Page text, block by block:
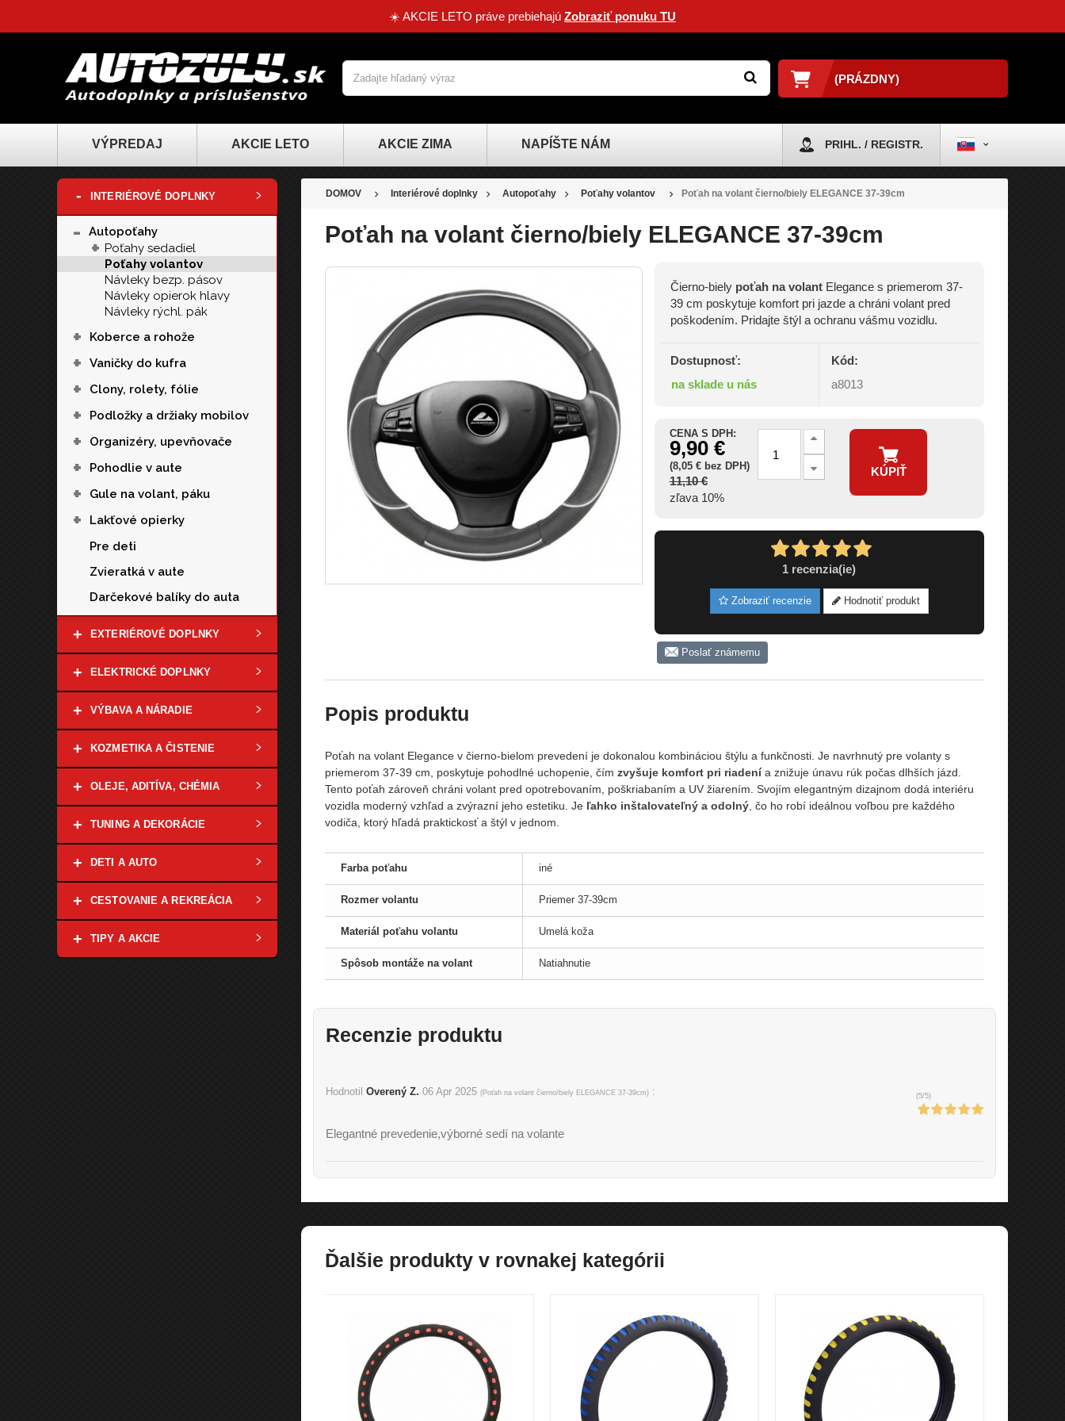
☀️ AKCIE LETO práve prebiehajú Zobraziť ponuku TU
(PRÁZDNY)
VÝPREDAJ AKCIE LETO AKCIE ZIMA NAPÍŠTE NÁM PRIHL. / REGISTR.
- INTERIÉROVÉ DOPLNKY
- Autopoťahy
+ Poťahy sedadiel
Poťahy volantov
Návleky bezp. pásov
Návleky opierok hlavy
Návleky rýchl. pák
+ Koberce a rohože
+ Vaničky do kufra
+ Clony, rolety, fólie
+ Podložky a držiaky mobilov
+ Organizéry, upevňovače
+ Pohodlie v aute
+ Gule na volant, páku
+
Lakťové opierky
Pre deti
Zvieratká v aute
Darčekové balíky do auta
+ EXTERIÉROVÉ DOPLNKY
+ ELEKTRICKÉ DOPLNKY
+ VÝBAVA A NÁRADIE
+ KOZMETIKA A ČISTENIE
+ OLEJE, ADITÍVA, CHÉMIA
+ TUNING A DEKORÁCIE
+ DETI A AUTO
+ CESTOVANIE A REKREÁCIA
+ TIPY A AKCIE
DOMOV Interiérové doplnky Autopoťahy Poťahy volantov Poťah na volant čierno/biely ELEGANCE 37-39cm
Poťah na volant čierno/biely ELEGANCE 37-39cm
-1,20 €
Čierno-biely poťah na volantElegance s priemerom 37-
39 cm poskytuje komfort pri jazde a chráni volant pred
poškodením. Pridajte štýl a ochranu vášmu vozidlu.
Dostupnosť:
na sklade u nás
Kód:
a8013
CENA S DPH:
9,90 €
(8,05 € bez DPH)
11,10 €
zľava 10%
KÚPIŤ
1 recenzia(ie)
Zobraziť recenzie Hodnotiť produkt
Poslať známemu
Popis produktu
Poťah na volant Elegance v čierno-bielom prevedení je dokonalou kombináciou štýlu a funkčnosti. Je navrhnutý pre volanty s
priemerom 37-39 cm, poskytuje pohodlné uchopenie, čím zvyšuje komfort pri riadenía znižuje únavu rúk počas dlhších jázd.
Tento poťah zároveň chráni volant pred opotrebovaním, poškriabaním a UV žiarením. Svojím elegantným dizajnom dodá interiéru
vozidla moderný vzhľad a zvýrazní jeho estetiku. Je ľahko inštalovateľný a odolný, čo ho robí ideálnou voľbou pre každého
vodiča, ktorý hľadá praktickosť a štýl v jednom.
Farba poťahu iné
Rozmer volantu Priemer 37-39cm
Materiál poťahu volantu Umelá koža
Spôsob montáže na volant Natiahnutie
Recenzie produktu
Hodnotil Overený Z. 06 Apr 2025 (Poťah na volant čierno/biely ELEGANCE 37-39cm): (5/5)
Elegantné prevedenie,výborné sedí na volante
Ďalšie produkty v rovnakej kategórii